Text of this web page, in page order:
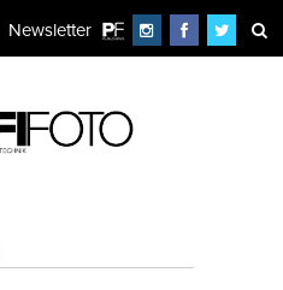
Newsletter